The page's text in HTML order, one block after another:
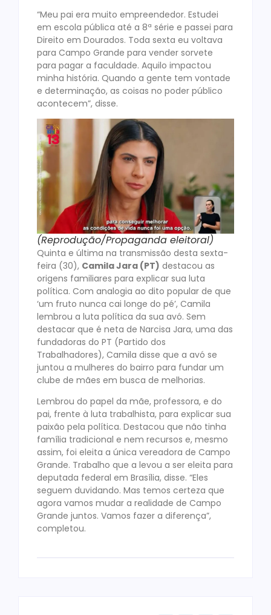
“Meu pai era muito empreendedor. Estudei
em escola pública até a 8ª série e passei para
Direito em Dourados. Toda sexta eu voltava
para Campo Grande para vender sorvete
para pagar a faculdade. Aquilo impactou
minha história. Quando a gente tem vontade
e determinação, as coisas no poder público
acontecem”, disse.
(Reprodução/Propaganda eleitoral)
Quinta e última na transmissão desta sexta-
feira (30), Camila Jara (PT) destacou as
origens familiares para explicar sua luta
política. Com analogia ao dito popular de que
‘um fruto nunca cai longe do pé’, Camila
lembrou a luta política da sua avó. Sem
destacar que é neta de Narcisa Jara, uma das
fundadoras do PT (Partido dos
Trabalhadores), Camila disse que a avó se
juntou a mulheres do bairro para fundar um
clube de mães em busca de melhorias.
Lembrou do papel da mãe, professora, e do
pai, frente à luta trabalhista, para explicar sua
paixão pela política. Destacou que não tinha
família tradicional e nem recursos e, mesmo
assim, foi eleita a única vereadora de Campo
Grande. Trabalho que a levou a ser eleita para
deputada federal em Brasília, disse. “Eles
seguem duvidando. Mas temos certeza que
agora vamos mudar a realidade de Campo
Grande juntos. Vamos fazer a diferença”,
completou.